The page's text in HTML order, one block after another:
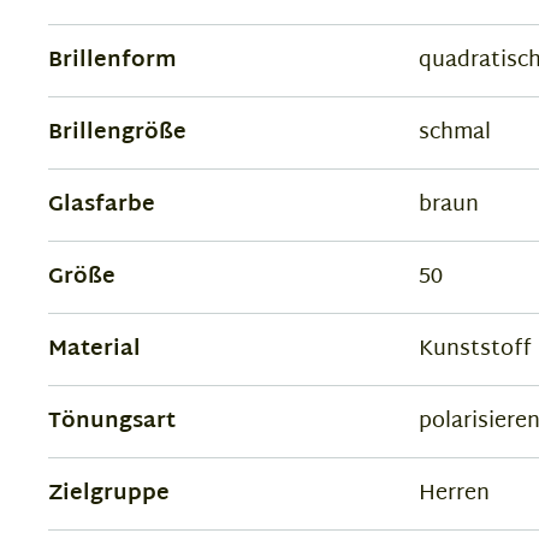
Brillenform
Brillengröße
schmal
Glasfarbe
braun
Größe
50
Material
Kunststoff
Tönungsart
Zielgruppe
Herren